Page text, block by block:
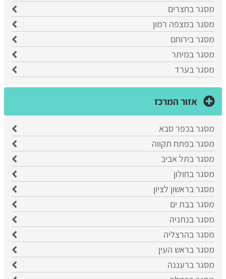
מסגר בחצרים
מסגר במצפה רמון
מסגר בירוחם
מסגר במיתר
מסגר בערד
אזור המרכז
מסגר בכפר סבא
​מסגר בפתח תקווה
​מסגר בתל אביב
מסגר בחולון
מסגר בראשון לציון
​מסגר בבת ים
​מסגר בנתניה
מסגר בהרצליה
​מסגר בראש העין
מסגר ברעננה